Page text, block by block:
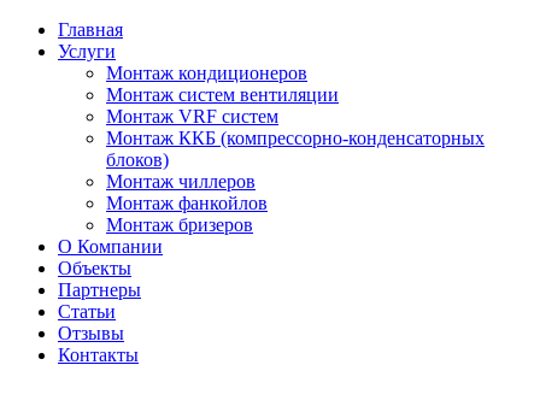
Главная
Услуги
Монтаж кондиционеров
Монтаж cистем вентиляции
Монтаж VRF систем
Монтаж ККБ (компрессорно-конденсаторных
блоков)
Монтаж чиллеров
Монтаж фанкойлов
Монтаж бризеров
О Компании
Объекты
Партнеры
Статьи
Отзывы
Контакты